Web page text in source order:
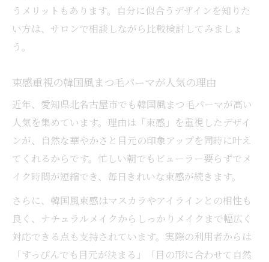
うメリットもあります。自分に似合うデザインを知りた
い方は、サロンで相談しながら比較検討してみましょ
う。
束感重視の韓国風まつ毛パーマが人気の理由
近年、愛知県北名古屋市でも韓国風まつ毛パーマが高い
人気を集めています。理由は「束感」を重視したデザイ
ンが、自然な華やかさと目元の印象アップを同時に叶え
てくれるからです。忙しい朝でもビューラー要らずでメ
イク時間が短縮でき、毎日きれいな束感が続きます。
さらに、韓国風束感はマスカラやアイラインとの相性も
良く、ナチュラルメイクからしっかりメイクまで幅広く
対応できる点も支持されています。実際の利用者からは
「すっぴんでも目元が決まる」「目の形に合わせて自然